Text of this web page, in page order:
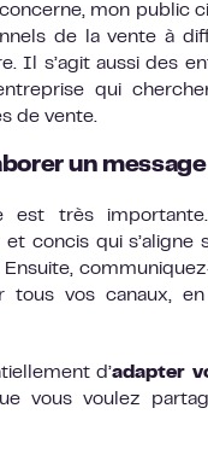
mon public
de la vente à
Il s’agit aussi des
qui
de vente.
un
est très
et concis qui s’aligne
tous vos canaux,
d’adapter
vous voulez